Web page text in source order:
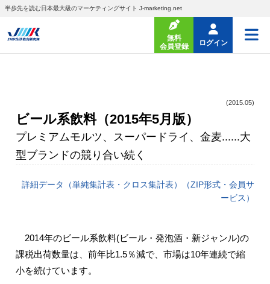
半歩先を読む日本最大級のマーケティングサイト J-marketing.net
無料
会員登録
ログイン
(2015.05)
ビール系飲料（2015年5月版）
プレミアムモルツ、スーパードライ、金麦......大
型ブランドの競り合い続く
詳細データ（単純集計表・クロス集計表）（ZIP形式・会員サ
ービス）
2014年のビール系飲料(ビール・発泡酒・新ジャンル)の
課税出荷数量は、前年比1.5％減で、市場は10年連続で縮
小を続けています。